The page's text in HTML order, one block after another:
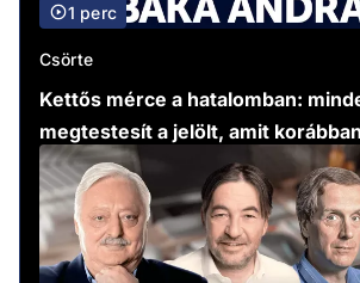
1 perc
Csörte
Kettős mérce a hatalomban:
megtestesít a jelölt, amit